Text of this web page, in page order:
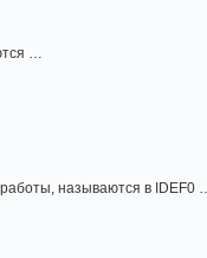
…
называются в IDEF0 …